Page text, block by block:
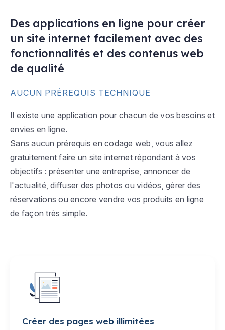
Des applications en ligne pour créer
un site internet facilement avec des
fonctionnalités et des contenus web
de qualité
AUCUN PRÉREQUIS TECHNIQUE
Il existe une application pour chacun de vos besoins et
envies en ligne.
Sans aucun prérequis en codage web, vous allez
gratuitement faire un site internet répondant à vos
objectifs : présenter une entreprise, annoncer de
l'actualité, diffuser des photos ou vidéos, gérer des
réservations ou encore vendre vos produits en ligne
de façon très simple.
Créer des pages web illimitées